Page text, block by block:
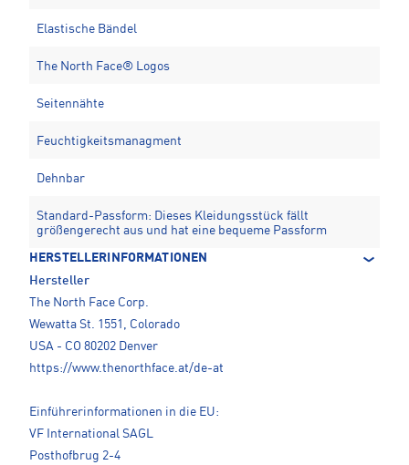
Elastische Bändel
The North Face® Logos
Seitennähte
Feuchtigkeitsmanagment
Dehnbar
Standard-Passform: Dieses Kleidungsstück fällt
größengerecht aus und hat eine bequeme Passform
HERSTELLERINFORMATIONEN
Hersteller
The North Face Corp.
Wewatta St. 1551, Colorado
USA - CO 80202 Denver
https://www.thenorthface.at/de-at
Einführerinformationen in die EU:
VF International SAGL
Posthofbrug 2-4